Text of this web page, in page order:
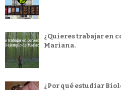
¿Quieres trabajar en
Mariana.
¿Por qué estudiar